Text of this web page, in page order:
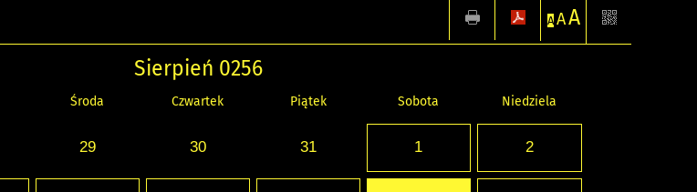
A AA
Sierpień 0256
Środa Czwartek Piątek Sobota Niedziela
29 30 31 1 2